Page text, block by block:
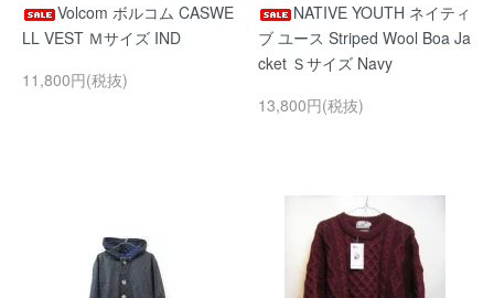
Volcom ボルコム CASWE
LL VEST Ｍサイズ IND
11,800円(税抜)
NATIVE YOUTH ネイティ
ブ ユース Striped Wool Boa Ja
cket Ｓサイズ Navy
13,800円(税抜)